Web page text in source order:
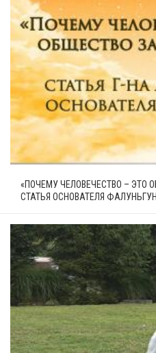
«ПОЧЕМУ ЧЕЛОВЕЧЕСТВО – ЭТО
СТАТЬЯ ОСНОВАТЕЛЯ